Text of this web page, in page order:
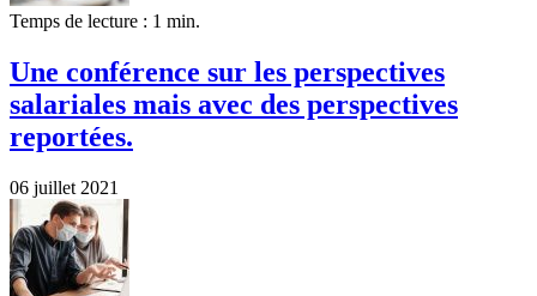
Temps de lecture : 1 min.
Une conférence sur les perspectives
salariales mais avec des perspectives
reportées.
06 juillet 2021